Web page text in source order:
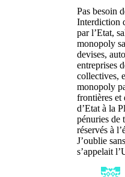
Pas besoin
Interdiction
par l’Etat,
monopoly
devises,
entreprises
collectives,
monopoly
frontières et
d’Etat à la
pénuries de
réservés à
J’oublie
s’appelait